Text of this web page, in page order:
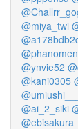
@miya_twi
@ynvie52
@kani0305
@umiushi___
@ai_2_siki